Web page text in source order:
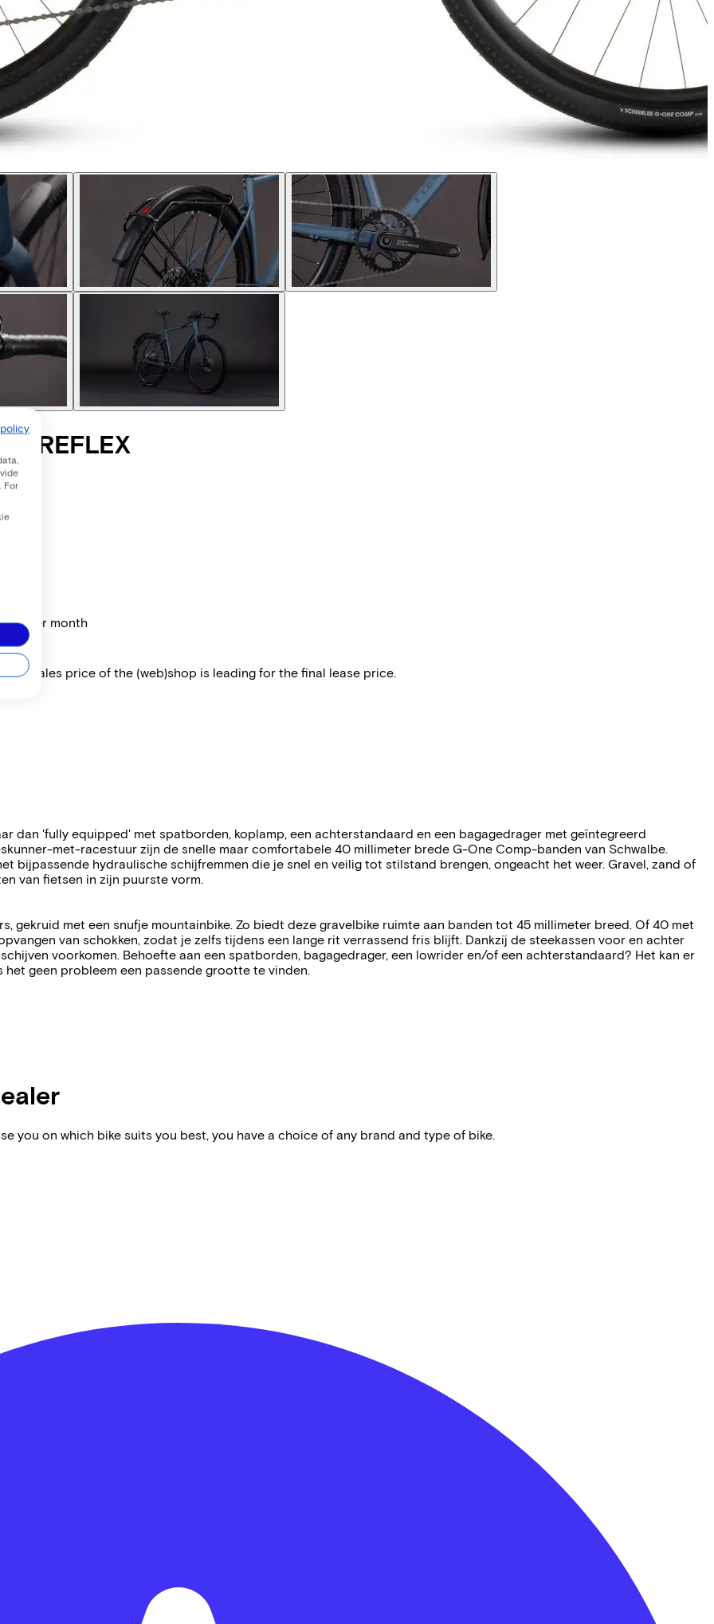
REFLEX
per month
sales price of the (web)shop is leading for the final lease price.
dan 'fully equipped' met spatborden, koplamp, een achterstandaard en een bagagedrager met geïntegreerd
met-racestuur zijn de snelle maar comfortabele 40 millimeter brede G-One Comp-banden van Schwalbe.
bijpassende hydraulische schijfremmen die je snel en veilig tot stilstand brengen, ongeacht het weer. Gravel, zand of
van fietsen in zijn puurste vorm.
gekruid met een snufje mountainbike. Zo biedt deze gravelbike ruimte aan banden tot 45 millimeter breed. Of 40 met
van schokken, zodat je zelfs tijdens een lange rit verrassend fris blijft. Dankzij de steekassen voor en achter
voorkomen. Behoefte aan een spatborden, bagagedrager, een lowrider en/of een achterstandaard? Het kan er
geen probleem een passende grootte te vinden.
you on which bike suits you best, you have a choice of any brand and type of bike.
. For